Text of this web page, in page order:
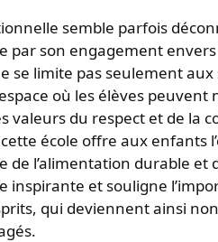
semble parfois
par son engagement
se limite pas seulement aux
où les élèves
valeurs du respect et de la
école offre aux enfants
de l’alimentation durable
inspirante et souligne
qui deviennent ainsi